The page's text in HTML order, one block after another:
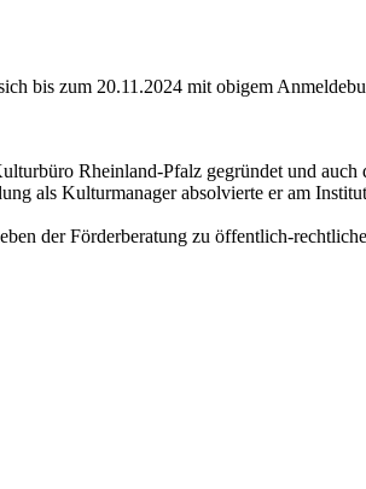
bis zum 20.11.2024 mit obigem
Rheinland-Pfalz gegründet und auch
als Kulturmanager absolvierte er am
der Förderberatung zu öffentlich-